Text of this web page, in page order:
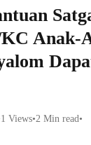
Anak-
1 Views•2 Min read•